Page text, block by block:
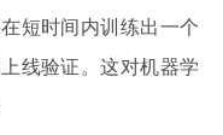
短时间内训练出一个
线验证。这对机器学